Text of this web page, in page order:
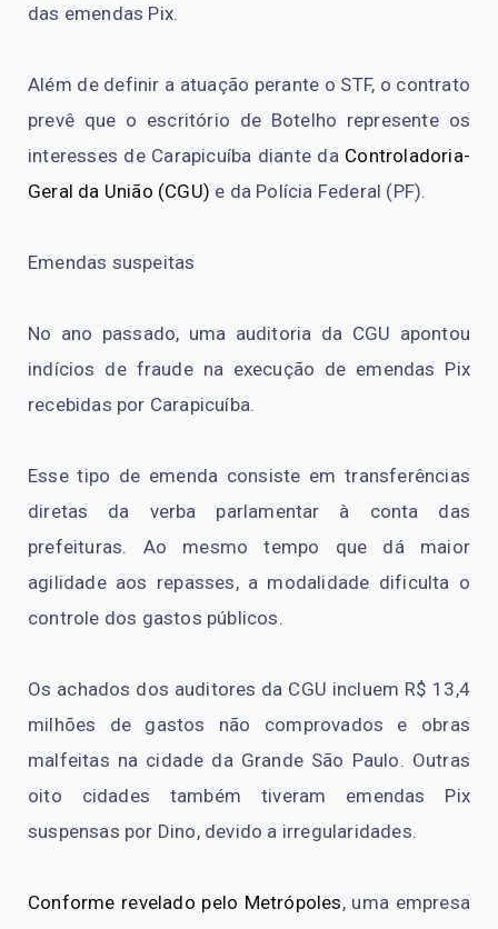
das emendas Pix.
Além de definir a atuação perante o STF, o contrato
prevê que o escritório de Botelho represente os
interesses de Carapicuíba diante da Controladoria-
Geral da União (CGU) e da Polícia Federal (PF).
Emendas suspeitas
No ano passado, uma auditoria da CGU apontou
indícios de fraude na execução de emendas Pix
recebidas por Carapicuíba.
Esse tipo de emenda consiste em transferências
diretas da verba parlamentar à conta das
prefeituras. Ao mesmo tempo que dá maior
agilidade aos repasses, a modalidade dificulta o
controle dos gastos públicos.
Os achados dos auditores da CGU incluem R$ 13,4
milhões de gastos não comprovados e obras
malfeitas na cidade da Grande São Paulo. Outras
oito cidades também tiveram emendas Pix
suspensas por Dino, devido a irregularidades.
Conforme revelado pelo Metrópoles, uma empresa